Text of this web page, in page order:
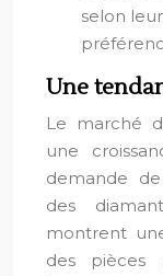
selon
Une
Le marché
une
demande de
des
montrent
des pièces